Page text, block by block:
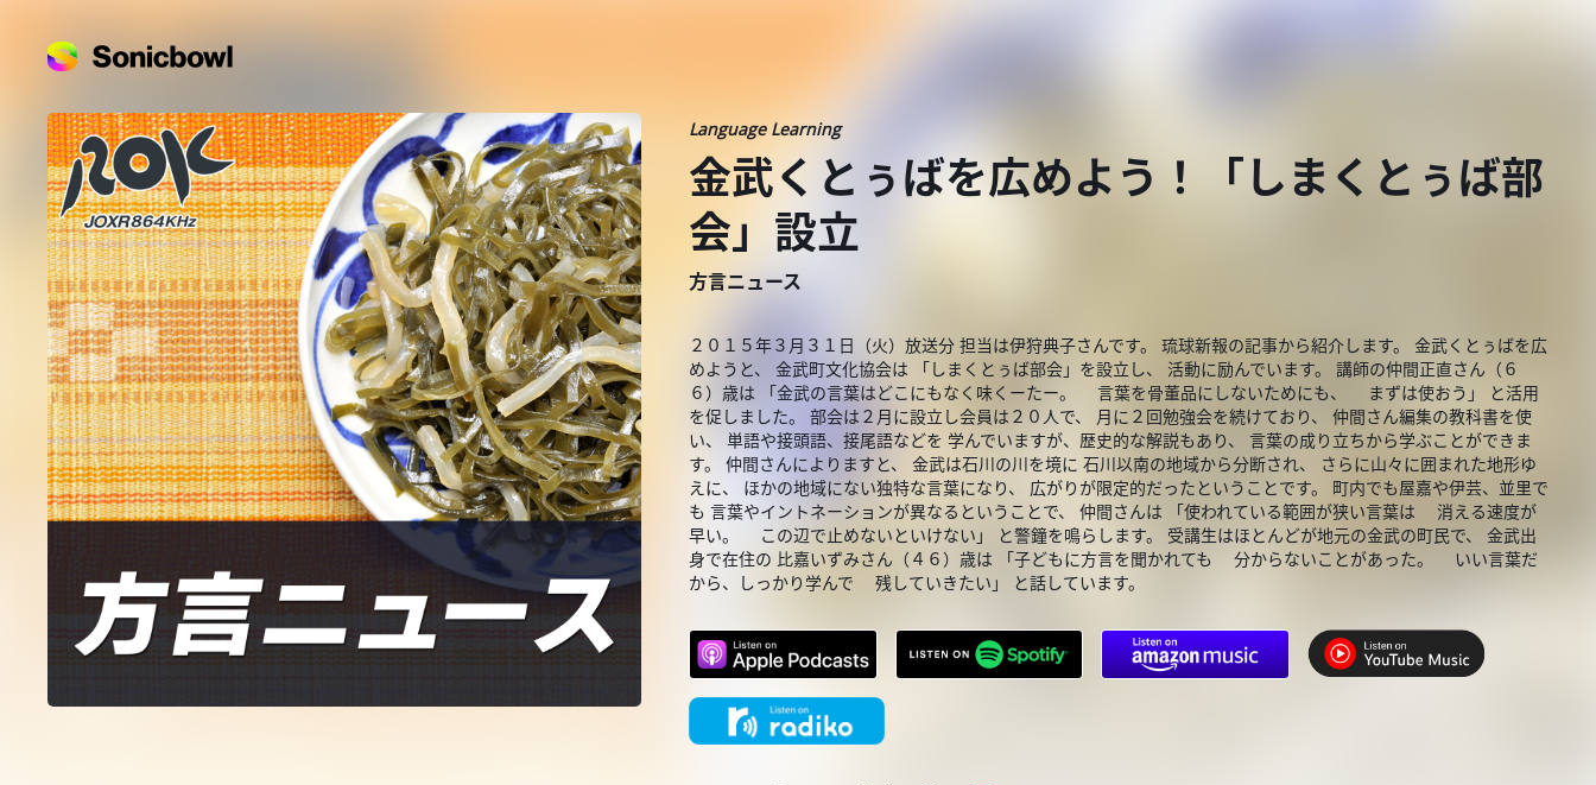
Language Learning
金武くとぅばを広めよう！「しまくとぅば部
会」設立
方言ニュース
２０１５年３月３１日（火）放送分 担当は伊狩典子さんです。 琉球新報の記事から紹介します。 金武くとぅばを広
めようと、 金武町文化協会は 「しまくとぅば部会」を設立し、 活動に励んでいます。 講師の仲間正直さん（６
６）歳は 「金武の言葉はどこにもなく味くーたー。 言葉を骨董品にしないためにも、 まずは使おう」 と活用
を促しました。 部会は２月に設立し会員は２０人で、 月に２回勉強会を続けており、 仲間さん編集の教科書を使
い、 単語や接頭語、接尾語などを 学んでいますが、歴史的な解説もあり、 言葉の成り立ちから学ぶことができま
す。 仲間さんによりますと、 金武は石川の川を境に 石川以南の地域から分断され、 さらに山々に囲まれた地形ゆ
えに、 ほかの地域にない独特な言葉になり、 広がりが限定的だったということです。 町内でも屋嘉や伊芸、並里で
も 言葉やイントネーションが異なるということで、 仲間さんは 「使われている範囲が狭い言葉は 消える速度が
早い。 この辺で止めないといけない」 と警鐘を鳴らします。 受講生はほとんどが地元の金武の町民で、 金武出
身で在住の 比嘉いずみさん（４６）歳は 「子どもに方言を聞かれても 分からないことがあった。 いい言葉だ
から、しっかり学んで 残していきたい」 と話しています。